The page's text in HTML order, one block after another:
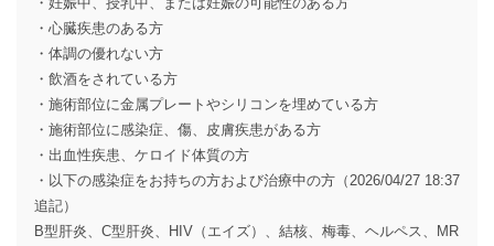
・心臓疾患のある方
・体調の優れない方
・飲酒をされている方
・施術部位に金属プレートやシリコンを埋めている方
・施術部位に感染症、傷、皮膚疾患がある方
・出血性疾患、ケロイド体質の方
・以下の感染症をお持ちの方および治療中の方（2026/04/27 18:37
追記）
B型肝炎、C型肝炎、HIV（エイズ）、結核、梅毒、ヘルペス、MR